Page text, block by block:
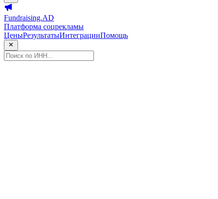
Fundraising.AD
Платформа соцрекламы
ЦеныРезультатыИнтеграцииПомощь